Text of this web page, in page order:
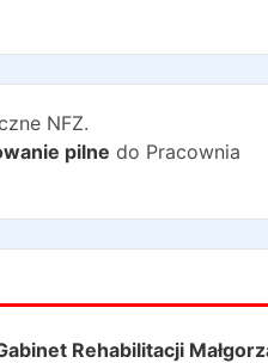
NFZ.
pilne do Pracownia
Rehabilitacji